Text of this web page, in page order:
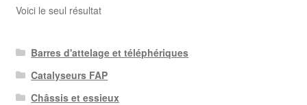
Voici le seul résultat
Barres d'attelage et téléphériques
Catalyseurs FAP
Châssis et essieux